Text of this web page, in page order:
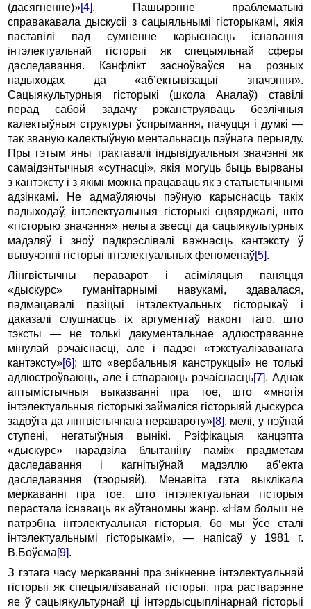
(дасягненне)»[4]. Пашырэнне праблематыкі
справакавала дыскусіі з сацыяльнымі гісторыкамі, якія
паставілі пад сумненне карыснасць існавання
інтэлектуальнай гісторыі як спецыяльнай сферы
даследавання. Канфлікт засноўваўся на розных
падыходах да «аб’ектывізацыі значэння».
Сацыякультурныя гісторыкі (школа Аналаў) ставілі
перад сабой задачу рэканструяваць безлічныя
калектыўныя структуры ўспрымання, пачуцця і думкі —
так званую калектыўную ментальнасць пэўнага перыяду.
Пры гэтым яны трактавалі індывідуальныя значэнні як
самаідэнтычныя «сутнасці», якія могуць быць вырваны
з кантэксту і з якімі можна працаваць як з статыстычнымі
адзінкамі. Не адмаўляючы пэўную карыснасць такіх
падыходаў, інтэлектуальныя гісторыкі сцвярджалі, што
«гісторыю значэння» нельга звесці да сацыякультурных
мадэляў і зноў падкрэслівалі важнасць кантэксту ў
вывучэнні гісторыі інтэлектуальных феноменаў[5].
Лінгвістычны пераварот і асіміляцыя паняцця
«дыскурс» гуманітарнымі навукамі, здавалася,
падмацавалі пазіцыі інтэлектуальных гісторыкаў і
даказалі слушнасць іх аргументаў наконт таго, што
тэксты — не толькі дакументальнае адлюстраванне
мінулай рэчаіснасці, але і падзеі «тэкстуалізаванага
кантэксту»[6]; што «вербальныя канструкцыі» не толькі
адлюстроўваюць, але і ствараюць рэчаіснасць[7]. Аднак
аптымістычныя выказванні пра тое, што «многія
інтэлектуальныя гісторыкі займаліся гісторыяй дыскурса
задоўга да лінгвістычнага перавароту»[8], мелі, у пэўнай
ступені, негатыўныя вынікі. Рэіфікацыя канцэпта
«дыскурс» нарадзіла блытаніну паміж прадметам
даследавання і кагнітыўнай мадэллю аб’екта
даследавання (тэорыяй). Менавіта гэта выклікала
меркаванні пра тое, што інтэлектуальная гісторыя
перастала існаваць як аўтаномны жанр. «Нам больш не
патрэбна інтэлектуальная гісторыя, бо мы ўсе сталі
інтэлектуальнымі гісторыкамі», — напісаў у 1981 г.
В.Боўсма[9].
З гэтага часу меркаванні пра знікненне інтэлектуальнай
гісторыі як спецыялізаванай гісторыі, пра растварэнне
яе ў сацыякультурнай ці інтэрдысцыплінарнай гісторыі